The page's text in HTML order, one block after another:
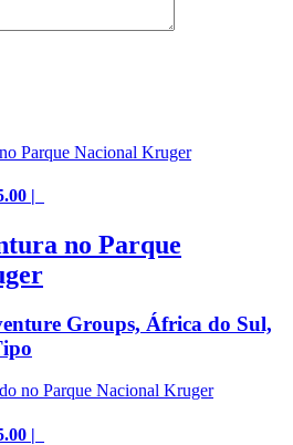
|
no Parque
Groups, África do Sul,
|